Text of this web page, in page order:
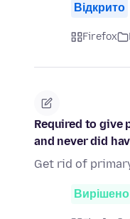
Відкрито
Firefox
Required to give
and never did
Get rid of
Вирішено